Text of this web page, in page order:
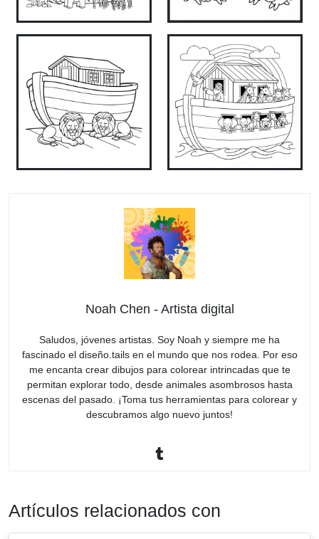
Noah Chen - Artista digital
Saludos, jóvenes artistas. Soy Noah y siempre me ha
fascinado el diseño.tails en el mundo que nos rodea. Por eso
me encanta crear dibujos para colorear intrincadas que te
permitan explorar todo, desde animales asombrosos hasta
escenas del pasado. ¡Toma tus herramientas para colorear y
descubramos algo nuevo juntos!
Artículos relacionados con